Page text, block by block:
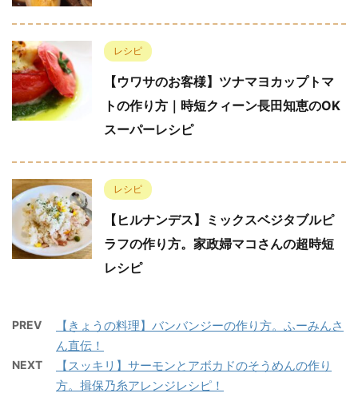
レシピ
【ウワサのお客様】ツナマヨカップトマ
トの作り方｜時短クィーン長田知恵のOK
スーパーレシピ
レシピ
【ヒルナンデス】ミックスベジタブルピ
ラフの作り方。家政婦マコさんの超時短
レシピ
PREV
【きょうの料理】バンバンジーの作り方。ふーみんさ
ん直伝！
NEXT
【スッキリ】サーモンとアボカドのそうめんの作り
方。揖保乃糸アレンジレシピ！